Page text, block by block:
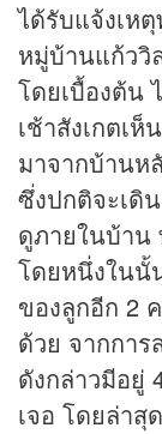
ได้รับแจ้งเห
หมู่บ้านแก้ววิ
โดยเบื้องต้น
เช้าสังเกตเ
มาจากบ้านห
ซึ่งปกติจะเดิ
ดูภายในบ้าน
โดยหนึ่งในนั้
ของลูกอีก 2
ด้วย จากกา
ดังกล่าวมีอยู่
เจอ โดยล่า